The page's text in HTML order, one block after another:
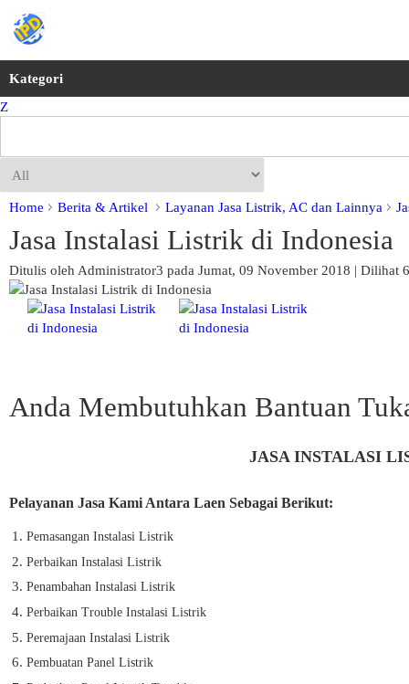
Kategori
Z
Home Berita & Artikel Layanan Jasa Listrik, AC dan Lainnya
Jasa Instalasi Listrik di Indonesia
Ditulis oleh Administrator3 pada Jumat, 09 November 2018 | Dilihat
Anda Membutuhkan Bantuan
JASA INSTALASI
Pelayanan Jasa Kami Antara Laen Sebagai Berikut:
Pemasangan Instalasi Listrik
Perbaikan Instalasi Listrik
Penambahan Instalasi Listrik
Perbaikan Trouble Instalasi Listrik
Peremajaan Instalasi Listrik
Pembuatan Panel Listrik